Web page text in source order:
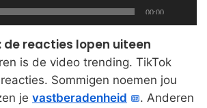
Total
00:00
de reacties lopen uiteen
is de video trending. TikTok
Sommigen noemen jou
je vastberadenheid
. Anderen